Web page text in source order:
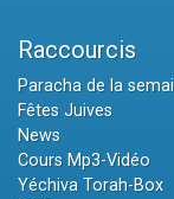
Raccourcis
Paracha de la
Fêtes Juives
News
Cours Mp3-Vidéo
Yéchiva Torah-Box